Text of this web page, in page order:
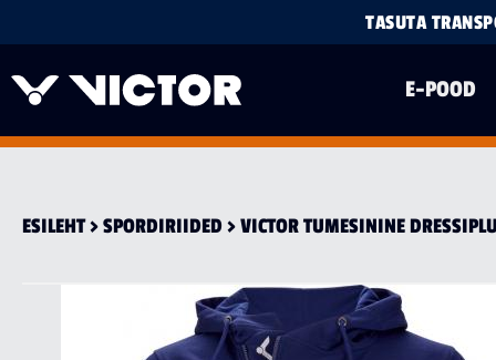
TASUTA
E-POOD
ESILEHT>SPORDI­RIIDED> VICTOR TUMESININE